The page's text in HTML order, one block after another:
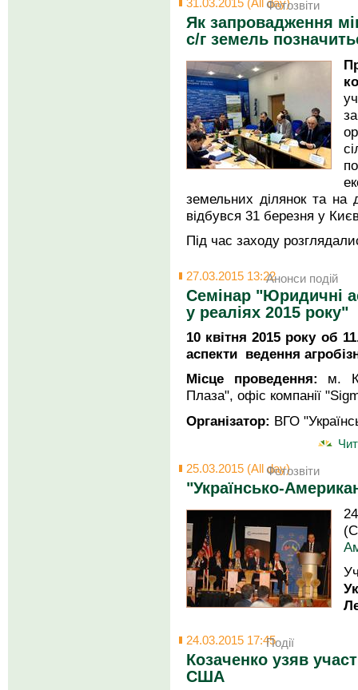
31.03.2015 (All day)Фотозвіти
Як запровадження
с/г земель
земельних ділянок та на
відбувся 31 березня у
Під час заходу
27.03.2015 13:22Анонси подій
Семінар "Юридичні
у реаліях 2015 року"
10 квітня 2015 року об
аспекти ведення
Місце проведення: м.
Плаза", офіс компанії
Організатор: ВГО
25.03.2015 (All day)Фотозвіти
"Українсько-
24.03.2015 17:45Події
Козаченко узяв
США